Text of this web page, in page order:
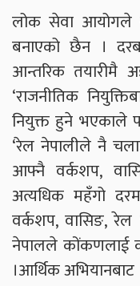
लोक सेवा आयोगले
बनाएको छैन ।
आन्तरिक तयारीमै
‘राजनीतिक
नियुक्त हुने भएकाले
‘रेल नेपालीले नै
आफ्नै वर्कशप,
अत्यधिक महँगो
वर्कशप, वासिङ, रेल
नेपालले कोंकणलाई
।आर्थिक अभियानबाट